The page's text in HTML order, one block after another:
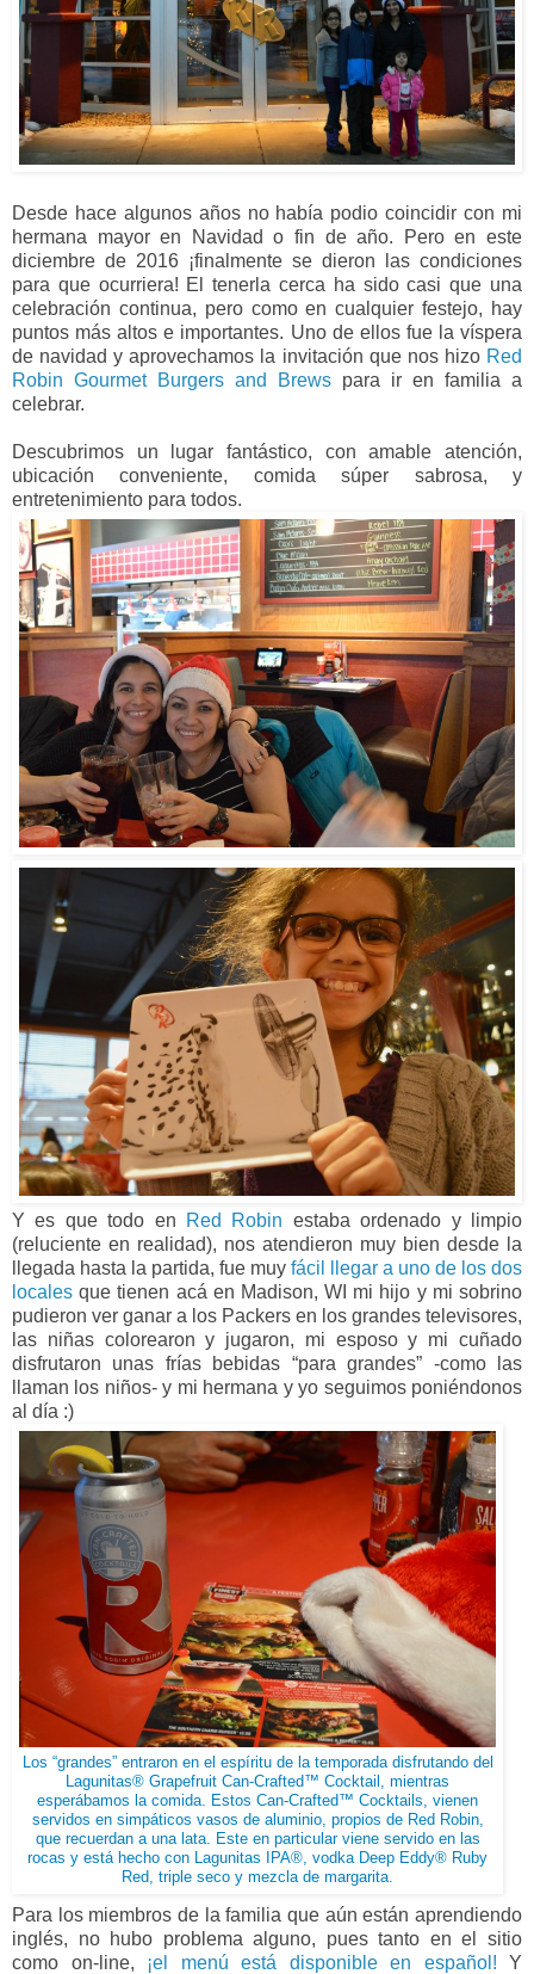
Desde hace algunos años no había podio coincidir con mi
hermana mayor en Navidad o fin de año. Pero en este
diciembre de 2016 ¡finalmente se dieron las condiciones
para que ocurriera! El tenerla cerca ha sido casi que una
celebración continua, pero como en cualquier festejo, hay
puntos más altos e importantes. Uno de ellos fue la víspera
de navidad y aprovechamos la invitación que nos hizo Red
Robin Gourmet Burgers and Brews para ir en familia a
celebrar.
Descubrimos un lugar fantástico, con amable atención,
ubicación conveniente, comida súper sabrosa, y
entretenimiento para todos.
Y es que todo en Red Robin estaba ordenado y limpio
(reluciente en realidad), nos atendieron muy bien desde la
llegada hasta la partida, fue muy fácil llegar a uno de los dos
locales que tienen acá en Madison, WI mi hijo y mi sobrino
pudieron ver ganar a los Packers en los grandes televisores,
las niñas colorearon y jugaron, mi esposo y mi cuñado
disfrutaron unas frías bebidas “para grandes” -como las
llaman los niños- y mi hermana y yo seguimos poniéndonos
al día :)
Los “grandes” entraron en el espíritu de la temporada disfrutando del
Lagunitas® Grapefruit Can-Crafted™ Cocktail, mientras
esperábamos la comida. Estos Can-Crafted™ Cocktails, vienen
servidos en simpáticos vasos de aluminio, propios de Red Robin,
que recuerdan a una lata. Este en particular viene servido en las
rocas y está hecho con Lagunitas IPA®, vodka Deep Eddy® Ruby
Red, triple seco y mezcla de margarita.
Para los miembros de la familia que aún están aprendiendo
inglés, no hubo problema alguno, pues tanto en el sitio
como on-line,
¡el menú está disponible en español! Y